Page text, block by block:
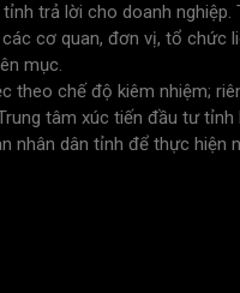
trả lời cho doanh
cơ quan, đơn vị, tổ chức
mục.
theo chế độ kiêm nhiệm;
tâm xúc tiến đầu tư
nhân dân tỉnh để thực hiện